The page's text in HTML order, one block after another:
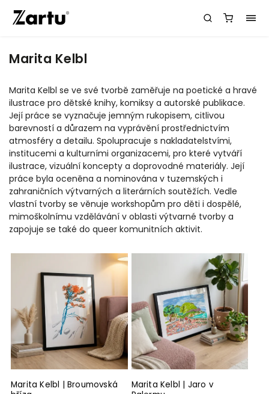
Marita Kelbl
Marita Kelbl se ve své tvorbě zaměřuje na poetické a hravé
ilustrace pro dětské knihy, komiksy a autorské publikace.
Její práce se vyznačuje jemným rukopisem, citlivou
barevností a důrazem na vyprávění prostřednictvím
atmosféry a detailu. Spolupracuje s nakladatelstvími,
institucemi a kulturními organizacemi, pro které vytváří
ilustrace, vizuální koncepty a doprovodné materiály. Její
práce byla oceněna a nominována v tuzemských i
zahraničních výtvarných a literárních soutěžích. Vedle
vlastní tvorby se věnuje workshopům pro děti i dospělé,
mimoškolnímu vzdělávání v oblasti výtvarné tvorby a
zapojuje se také do queer komunitních aktivit.
Marita Kelbl | Broumovská
Marita Kelbl | Jaro v